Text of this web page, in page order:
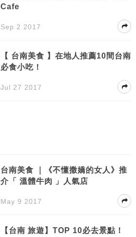
Cafe
Sep 2 2017
【 台南美食 】在地人推薦10間台南
必食小吃！
Jul 27 2017
台南美食 ｜《不懂撒嬌的女人》推
介「 溫體牛肉 」人氣店
May 9 2017
【台南 旅遊】TOP 10必去景點！